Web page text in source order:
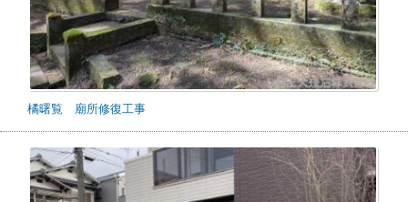
橘曙覧 廟所修復工事